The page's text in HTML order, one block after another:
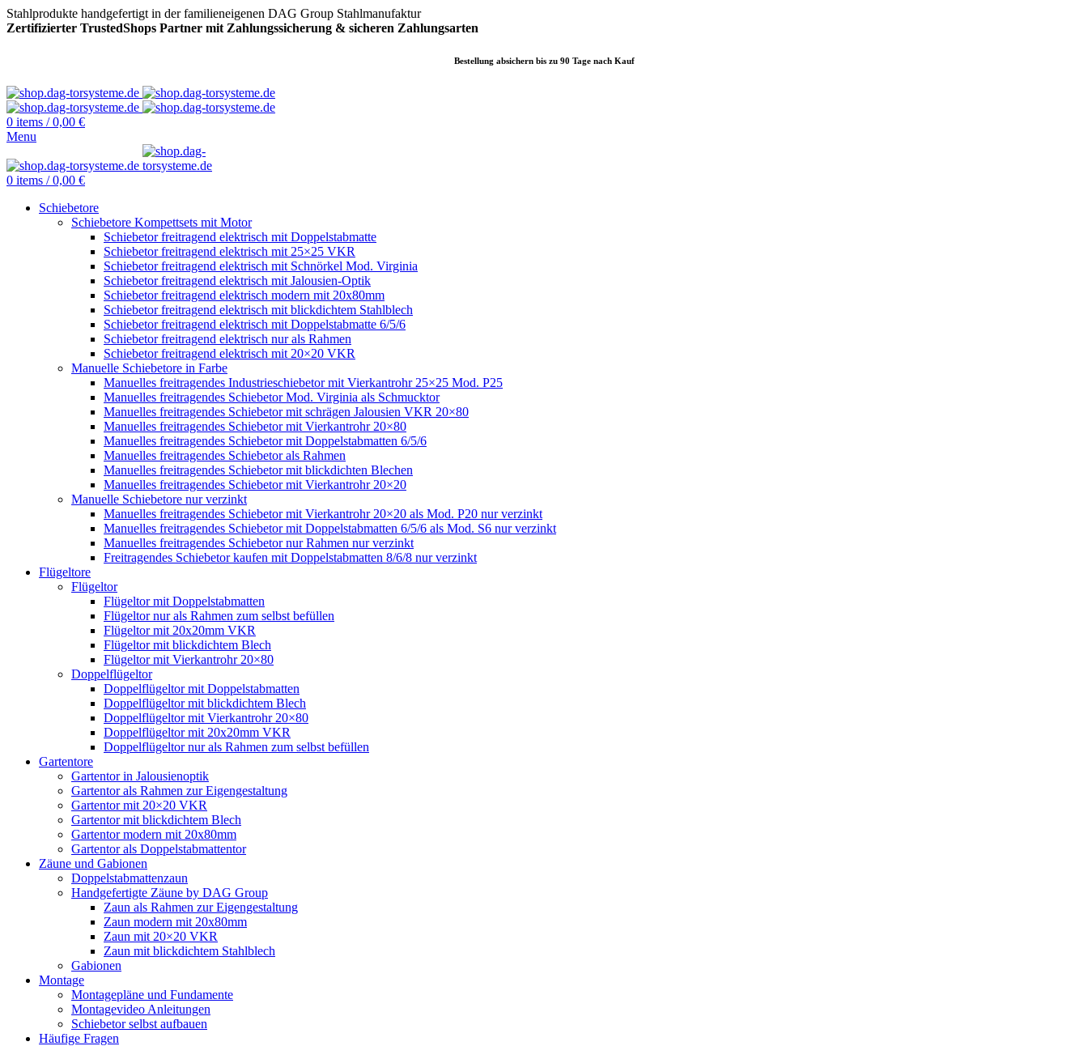
Stahlprodukte handgefertigt in der familieneigenen DAG Group Stahlmanufaktur
Zertifizierter TrustedShops Partner mit Zahlungssicherung & sicheren Zahlungsarten
Bestellung absichern bis zu 90 Tage nach Kauf
0 items / 0,00 €
Menu
0 items / 0,00 €
Schiebetore
Schiebetore Kompettsets mit Motor
Schiebetor freitragend elektrisch mit Doppelstabmatte
Schiebetor freitragend elektrisch mit 25×25 VKR
Schiebetor freitragend elektrisch mit Schnörkel Mod. Virginia
Schiebetor freitragend elektrisch mit Jalousien-Optik
Schiebetor freitragend elektrisch modern mit 20x80mm
Schiebetor freitragend elektrisch mit blickdichtem Stahlblech
Schiebetor freitragend elektrisch mit Doppelstabmatte 6/5/6
Schiebetor freitragend elektrisch nur als Rahmen
Schiebetor freitragend elektrisch mit 20×20 VKR
Manuelle Schiebetore in Farbe
Manuelles freitragendes Industrieschiebetor mit Vierkantrohr 25×25 Mod. P25
Manuelles freitragendes Schiebetor Mod. Virginia als Schmucktor
Manuelles freitragendes Schiebetor mit schrägen Jalousien VKR 20×80
Manuelles freitragendes Schiebetor mit Vierkantrohr 20×80
Manuelles freitragendes Schiebetor mit Doppelstabmatten 6/5/6
Manuelles freitragendes Schiebetor als Rahmen
Manuelles freitragendes Schiebetor mit blickdichten Blechen
Manuelles freitragendes Schiebetor mit Vierkantrohr 20×20
Manuelle Schiebetore nur verzinkt
Manuelles freitragendes Schiebetor mit Vierkantrohr 20×20 als Mod. P20 nur verzinkt
Manuelles freitragendes Schiebetor mit Doppelstabmatten 6/5/6 als Mod. S6 nur verzinkt
Manuelles freitragendes Schiebetor nur Rahmen nur verzinkt
Freitragendes Schiebetor kaufen mit Doppelstabmatten 8/6/8 nur verzinkt
Flügeltore
Flügeltor
Flügeltor mit Doppelstabmatten
Flügeltor nur als Rahmen zum selbst befüllen
Flügeltor mit 20x20mm VKR
Flügeltor mit blickdichtem Blech
Flügeltor mit Vierkantrohr 20×80
Doppelflügeltor
Doppelflügeltor mit Doppelstabmatten
Doppelflügeltor mit blickdichtem Blech
Doppelflügeltor mit Vierkantrohr 20×80
Doppelflügeltor mit 20x20mm VKR
Doppelflügeltor nur als Rahmen zum selbst befüllen
Gartentore
Gartentor in Jalousienoptik
Gartentor als Rahmen zur Eigengestaltung
Gartentor mit 20×20 VKR
Gartentor mit blickdichtem Blech
Gartentor modern mit 20x80mm
Gartentor als Doppelstabmattentor
Zäune und Gabionen
Doppelstabmattenzaun
Handgefertigte Zäune by DAG Group
Zaun als Rahmen zur Eigengestaltung
Zaun modern mit 20x80mm
Zaun mit 20×20 VKR
Zaun mit blickdichtem Stahlblech
Gabionen
Montage
Montagepläne und Fundamente
Montagevideo Anleitungen
Schiebetor selbst aufbauen
Häufige Fragen